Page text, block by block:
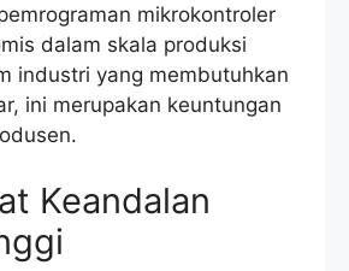
mikrokontroler
dalam skala produksi
industri yang membutuhkan
ini merupakan keuntungan
Keandalan